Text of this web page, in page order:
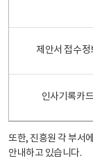
제안서 접수정
인사기록카
또한, 진흥원 각 부서
안내하고 있습니다.